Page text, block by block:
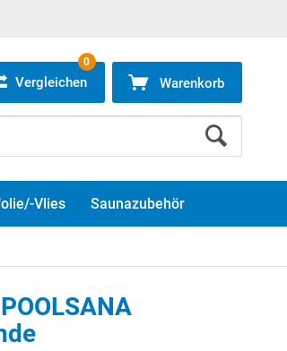
Vergleichen
0
Warenkorb
Vlies Saunazubehör